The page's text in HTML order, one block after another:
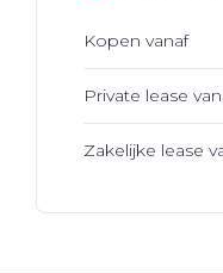
Kopen vanaf
Private lease
Zakelijke lease